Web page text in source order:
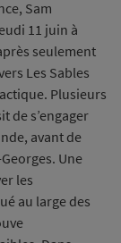
Sam
11 juin à
seulement
Les Sables
Plusieurs
de s’engager
avant de
Une
les
au large des